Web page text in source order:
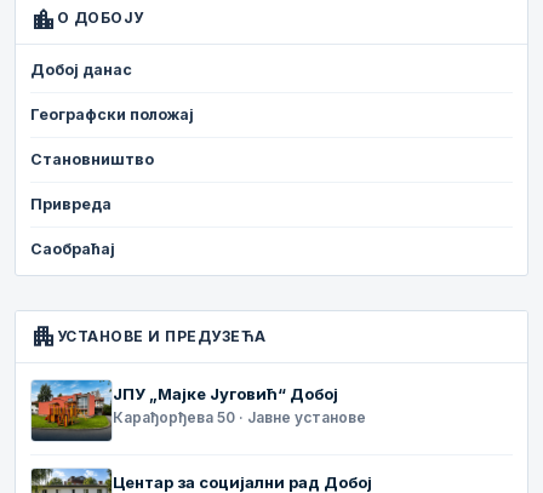
location_city О ДОБОЈУ
Добој данас
Географски положај
Становништво
Привреда
Саобраћај
apartment УСТАНОВЕ И ПРЕДУЗЕЋА
ЈПУ „Мајке Југовић“ Добој
Карађорђева 50 · Јавне установе
Центар за социјални рад Добој